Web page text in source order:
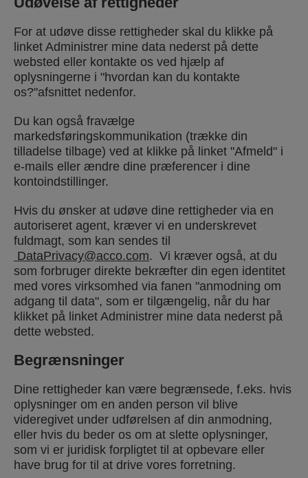
For at udøve disse rettigheder skal du klikke på
linket Administrer mine data nederst på dette
websted eller kontakte os ved hjælp af
oplysningerne i "hvordan kan du kontakte
os?"afsnittet nedenfor.
Du kan også fravælge
markedsføringskommunikation (trække din
tilladelse tilbage) ved at klikke på linket "Afmeld" i
e-mails eller ændre dine præferencer i dine
kontoindstillinger.
Hvis du ønsker at udøve dine rettigheder via en
autoriseret agent, kræver vi en underskrevet
fuldmagt, som kan sendes til
DataPrivacy@acco.com. Vi kræver også, at du
som forbruger direkte bekræfter din egen identitet
med vores virksomhed via fanen "anmodning om
adgang til data", som er tilgængelig, når du har
klikket på linket Administrer mine data nederst på
dette websted.
Begrænsninger
Dine rettigheder kan være begrænsede, f.eks. hvis
oplysninger om en anden person vil blive
videregivet under udførelsen af din anmodning,
eller hvis du beder os om at slette oplysninger,
som vi er juridisk forpligtet til at opbevare eller
have brug for til at drive vores forretning.